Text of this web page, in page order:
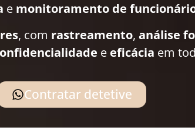
e monitoramento de
, com rastreamento, análise
e eficácia em
Contratar detetive